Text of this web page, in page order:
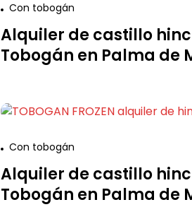
Con tobogán
Alquiler de castillo
Tobogán en Palma de
Con tobogán
Alquiler de castillo
Tobogán en Palma de